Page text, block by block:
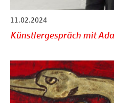
11.02.2024
Künstlergespräch mit